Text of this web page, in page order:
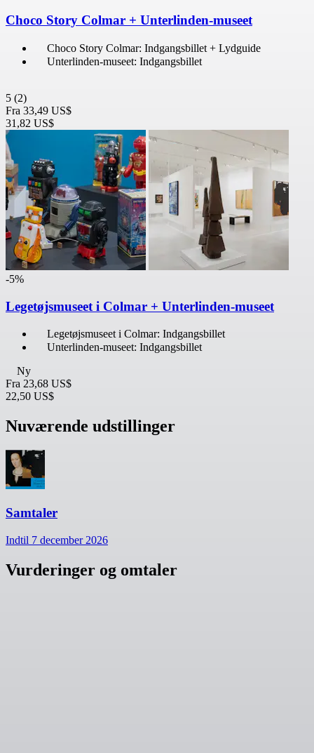
Choco Story Colmar + Unterlinden-museet
Choco Story Colmar: Indgangsbillet + Lydguide
Unterlinden-museet: Indgangsbillet
5 (2)
Fra 33,49 US$
31,82 US$
-5%
Legetøjsmuseet i Colmar + Unterlinden-museet
Legetøjsmuseet i Colmar: Indgangsbillet
Unterlinden-museet: Indgangsbillet
Ny
Fra 23,68 US$
22,50 US$
Nuværende udstillinger
Samtaler
Indtil 7 december 2026
Vurderinger og omtaler